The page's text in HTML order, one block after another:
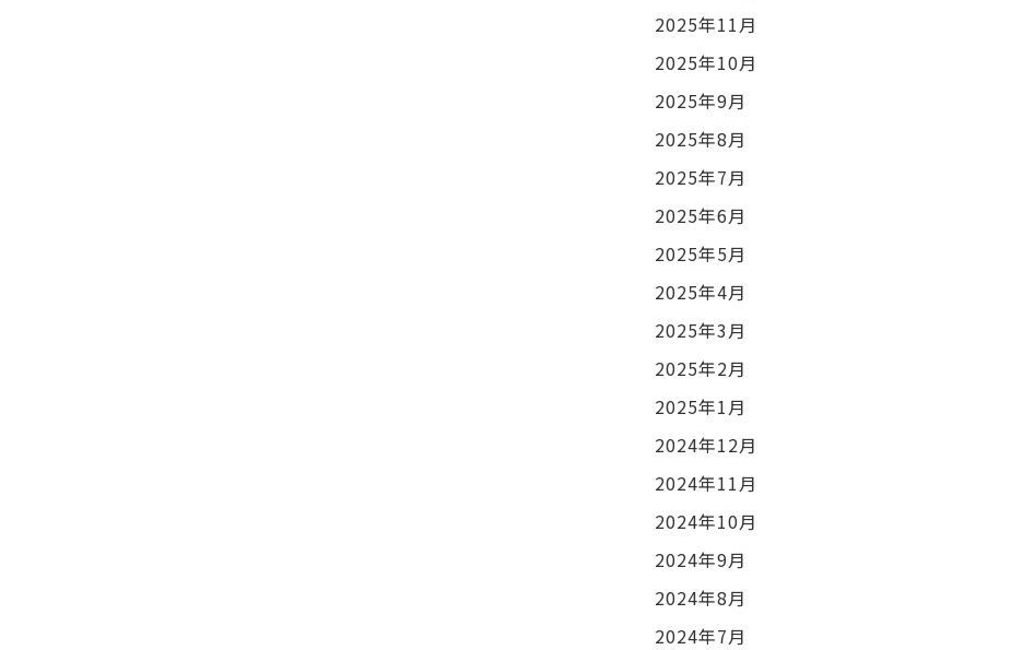
2025年11月
2025年10月
2025年9月
2025年8月
2025年7月
2025年6月
2025年5月
2025年4月
2025年3月
2025年2月
2025年1月
2024年12月
2024年11月
2024年10月
2024年9月
2024年8月
2024年7月